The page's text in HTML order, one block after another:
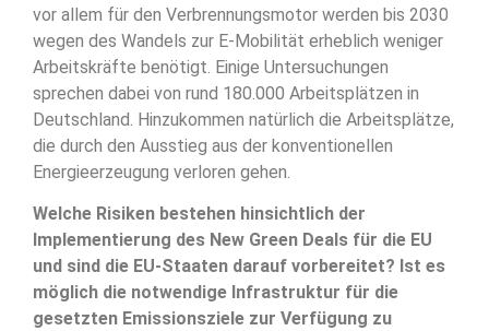
vor allem für den Verbrennungsmotor werden bis 2030
wegen des Wandels zur E-Mobilität erheblich weniger
Arbeitskräfte benötigt. Einige Untersuchungen
sprechen dabei von rund 180.000 Arbeitsplätzen in
Deutschland. Hinzukommen natürlich die Arbeitsplätze,
die durch den Ausstieg aus der konventionellen
Energieerzeugung verloren gehen.
Welche Risiken bestehen hinsichtlich der
Implementierung des New Green Deals für die EU
und sind die EU-Staaten darauf vorbereitet? Ist es
möglich die notwendige Infrastruktur für die
gesetzten Emissionsziele zur Verfügung zu